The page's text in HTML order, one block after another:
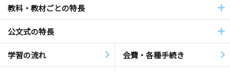
教科・教材ごとの特長
公文式の特長
学習の流れ 会費・各種手続き